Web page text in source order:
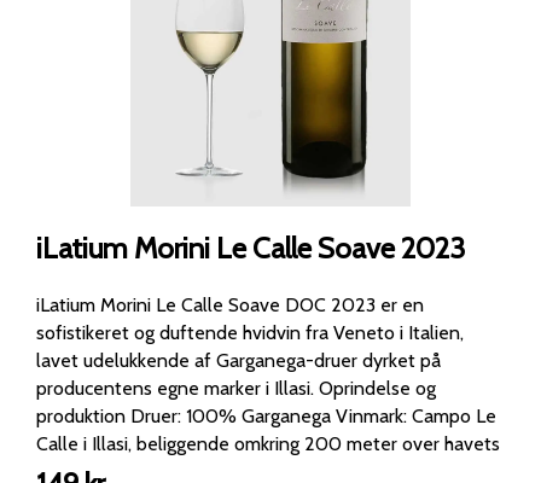
iLatium Morini Le Calle Soave 2023
iLatium Morini Le Calle Soave DOC 2023 er en
sofistikeret og duftende hvidvin fra Veneto i Italien,
lavet udelukkende af Garganega-druer dyrket på
producentens egne marker i Illasi. Oprindelse og
produktion Druer: 100% Garganega Vinmark: Campo Le
Calle i Illasi, beliggende omkring 200 meter over havets
overflade med kalk- og lerholdig jordbund Høst: